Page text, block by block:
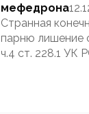
мефедрона
Странная
парню лишение
ч.4 ст. 228.1 УК